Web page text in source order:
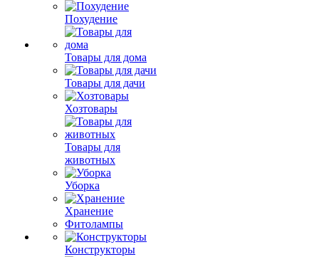
Похудение
Товары для дома
Товары для дачи
Хозтовары
Товары для
животных
Уборка
Хранение
Фитолампы
Конструкторы